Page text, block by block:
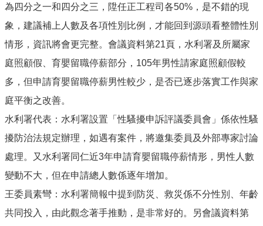
為四分之一和四分之三，陞任正工程司各50%，是不錯的現
象，建議補上人數及各項性別比例，才能回到源頭看整體性別
情形，資訊將會更完整。會議資料第21頁，水利署及所屬家
庭照顧假、育嬰留職停薪部分，105年男性請家庭照顧假較
多，但申請育嬰留職停薪男性較少，是否已逐步落實工作與家
庭平衡之改善。
水利署代表：水利署設置「性騷擾申訴評議委員會」係依性騷
擾防治法規定辦理，如遇有案件，將邀集委員及外部專家討論
處理。又水利署同仁近3年申請育嬰留職停薪情形，男性人數
變動不大，但在申請總人數係逐年增加。
王委員素彎：水利署簡報中提到防災、救災係不分性別、年齡
共同投入，由此觀念著手推動，是非常好的。另會議資料第